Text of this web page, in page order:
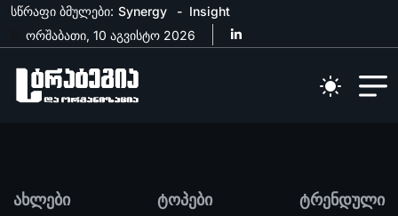
სწრაფი ბმულები: Synergy
Insight
ორშაბათი, 10 აგვისტო 2026
ახლები ტოპები ტრენდული